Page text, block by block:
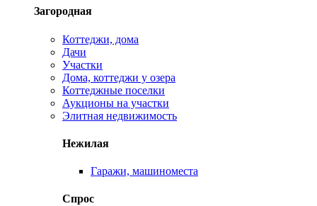
Загородная
Коттеджи, дома
Дачи
Участки
Дома, коттеджи у озера
Коттеджные поселки
Аукционы на участки
Элитная недвижимость
Нежилая
Гаражи, машиноместа
Спрос